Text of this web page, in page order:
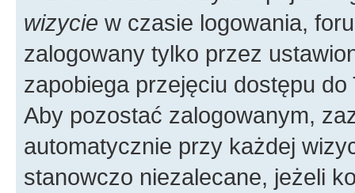
wizycie w czasie logowania,
zalogowany tylko przez
zapobiega przejęciu dostępu
Aby pozostać zalogowanym,
automatycznie przy każdej
stanowczo niezalecane, jeżeli